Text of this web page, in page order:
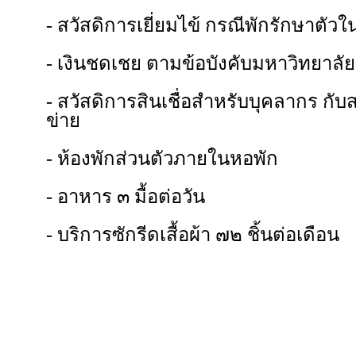
- สวัสดิการเยี่ยมไข้ กรณีพักรักษาตัวใ
- เงินชดเชย ตามข้อบังคับมหาวิทยา
- สวัสดิการสินเชื่อสำหรับบุคลากร กับ
ข่าย
- ห้องพักส่วนตัวภายในหอพัก
- อาหาร ๓ มื้อต่อวัน
- บริการซักรีดเสื้อผ้า ๗๒ ชิ้นต่อเดือน